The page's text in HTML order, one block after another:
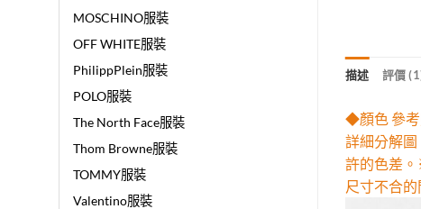
MOSCHINO服裝
OFF WHITE服裝
PhilippPlein服裝
POLO服裝
The North Face服裝
Thom Browne服裝
TOMMY服裝
Valentino服裝
描述 評價
◆顏色 參考
詳細分解
許的色差
尺寸不合